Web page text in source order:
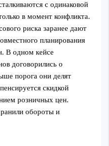
с одинаковой
в момент конфликта.
риска заранее дают
планирования
В одном кейсе
договорились о
порога они делят
скидкой
розничных цен.
обороты и